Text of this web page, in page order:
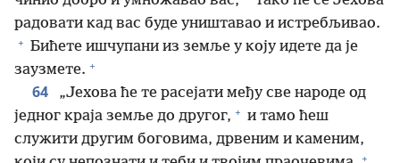
радовати кад вас буде уништавао и истребљивао.
+ Бићете ишчупани из земље у коју идете да је
заузмете. +
64
„Јехова ће те расејати међу све народе од
једног краја земље до другог, + и тамо ћеш
служити другим боговима, дрвеним и каменим,
+